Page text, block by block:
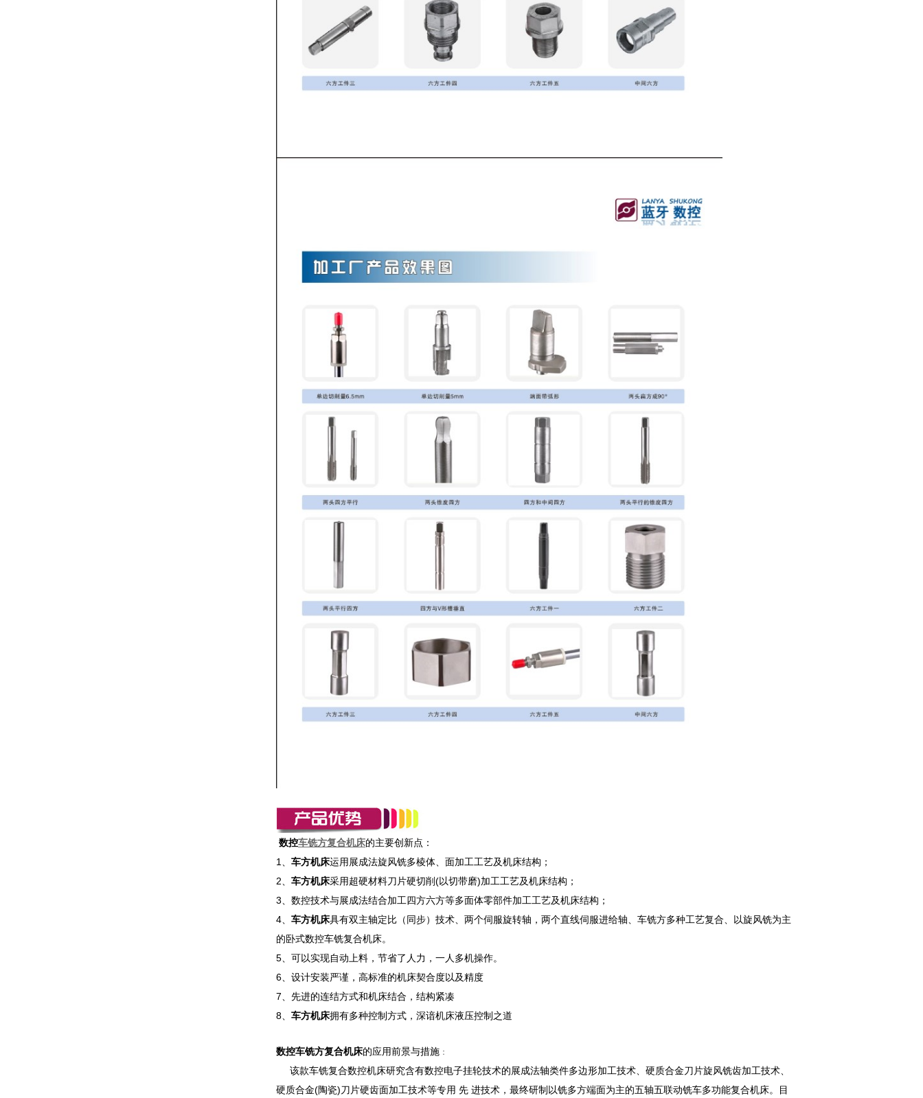
数控车铣方复合机床的主要创新点：
1、 车方机床运用展成法旋风铣多棱体、面加工工艺及机床结构；
2、 车方机床采用超硬材料刀片硬切削(以切带磨)加工工艺及机床结构；
3、数控技术与展成法结合加工四方六方等多面体零部件加工工艺及机床结构；
4、 车方机床具有双主轴定比（同步）技术、两个伺服旋转轴，两个直线伺服进给轴、车铣方多种工艺复合、以旋风铣为主
的卧式数控车铣复合机床。
5
可以实现自动上料，节省了人力，一人多机操作。
6
设计安装严谨，高标准的机床契合度以及精度
7
先进的连结方式和机床结合，结构紧凑
8
车方机床拥有多种控制方式，深谙机床液压控制之道
数控车铣方复合机床的应用前景与措施 ：
该款车铣复合数控机床研究含有数控电子挂轮技术的展成法轴类件多边形加工技术、硬质合金刀片旋风铣齿加工技术、
硬质合金(陶瓷)刀片硬齿面加工技术等专用 先 进技术，最终研制以铣多方端面为主的五轴五联动铣车多功能复合机床。目